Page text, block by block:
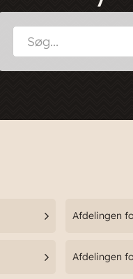
Afdelingen
Afdelingen